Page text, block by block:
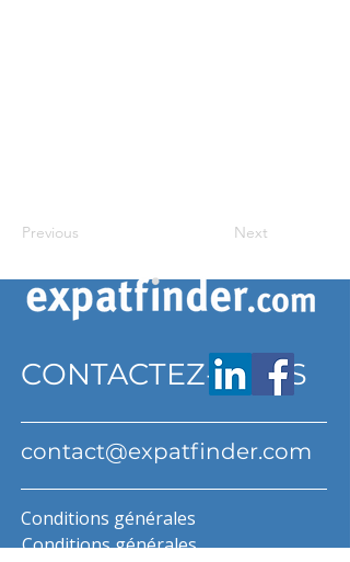
Previous Next
CONTACTEZ-NOUS
contact@expatfinder.com
Conditions générales
Conditions générales